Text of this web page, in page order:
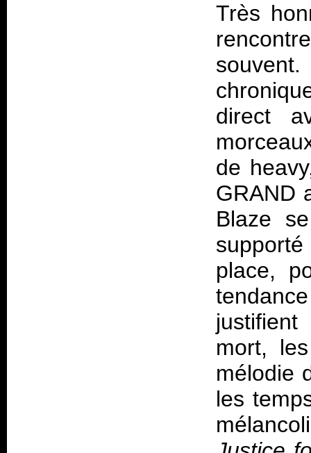
Très
direct
de
GRAND
Blaze
place,
mort,
mélodie
les